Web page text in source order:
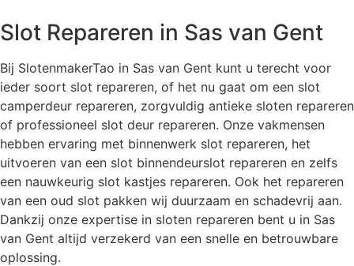
Slot Repareren in Sas van Gent
Bij SlotenmakerTao in Sas van Gent kunt u terecht voor
ieder soort slot repareren, of het nu gaat om een slot
camperdeur repareren, zorgvuldig antieke sloten repareren
of professioneel slot deur repareren. Onze vakmensen
hebben ervaring met binnenwerk slot repareren, het
uitvoeren van een slot binnendeurslot repareren en zelfs
een nauwkeurig slot kastjes repareren. Ook het repareren
van een oud slot pakken wij duurzaam en schadevrij aan.
Dankzij onze expertise in sloten repareren bent u in Sas
van Gent altijd verzekerd van een snelle en betrouwbare
oplossing.